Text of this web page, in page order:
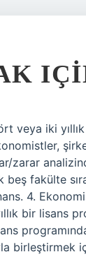
veya iki
zarar
fakülte
4.
bir lisans
birleştirmek